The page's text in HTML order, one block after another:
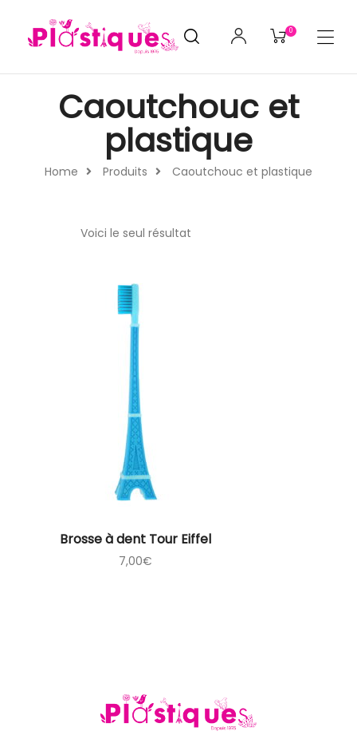
0
Home Produits Caoutchouc et plastique
Caoutchouc et
plastique
Voici le seul résultat
Brosse à dent Tour Eiffel
7,00€